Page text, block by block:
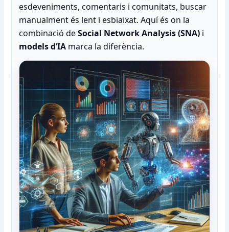
esdeveniments, comentaris i comunitats, buscar
manualment és lent i esbiaixat. Aquí és on la
combinació deSocial Network Analysis (SNA) i
models d’IA marca la diferència.